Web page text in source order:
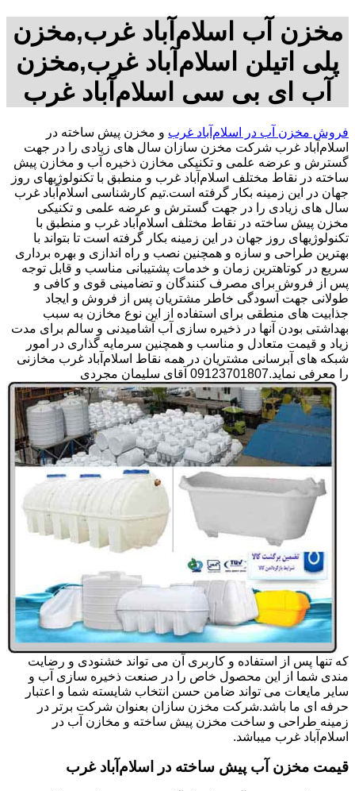
مخزن آب اسلام‌آباد غرب,مخزن
پلی اتیلن اسلام‌آباد غرب,مخزن
آب ای بی سی اسلام‌آباد غرب
فروش مخزن آب در اسلام‌آباد غرب و مخزن پیش ساخته در
اسلام‌آباد غرب شرکت مخزن سازان سال های زیادی را در جهت
گسترش و عرضه علمی و تکنیکی مخازن ذخیره آب و مخازن پیش
ساخته در نقاط مختلف اسلام‌آباد غرب و منطبق با تکنولوژیهای روز
جهان در این زمینه بکار گرفته است.تیم کارشناسی اسلام‌آباد غرب
سال های زیادی را در جهت گسترش و عرضه علمی و تکنیکی
مخزن پیش ساخته در نقاط مختلف اسلام‌آباد غرب و منطبق با
تکنولوژیهای روز جهان در این زمینه بکار گرفته است تا بتواند با
بهترین طراحی و سازه و همچنین نصب و راه اندازی و بهره برداری
سریع در کوتاهترین زمان و خدمات پشتیبانی مناسب و قابل توجه
پس از فروش برای مصرف کنندگان و تضامینی قوی و کافی و
طولانی جهت آسودگی خاطر مشتریان پس از فروش و ایجاد
جذابیت های منطقی برای استفاده از این نوع مخازن به سبب
بهداشتی بودن آنها در ذخیره سازی آب آشامیدنی و سالم برای مدت
زیاد و قیمت متعادل و مناسب و همچنین سرمایه گذاری در امور
شبکه های آبرسانی مشتریان در همه نقاط اسلام‌آباد غرب مخازنی
را معرفی نماید.09123701807 آقای سلیمان مجردی
که تنها پس از استفاده و کاربری آن می تواند خشنودی و رضایت
مندی شما از این محصول خاص را در صنعت ذخیره سازی آب و
سایر مایعات می تواند ضامن حسن انتخاب شایسته شما و اعتبار
حرفه ای ما باشد.شرکت مخزن سازان بعنوان شرکت برتر در
زمینه طراحی و ساخت مخزن پیش ساخته و مخازن آب در
اسلام‌آباد غرب میباشد.
قیمت مخزن آب پیش ساخته در اسلام‌آباد غرب